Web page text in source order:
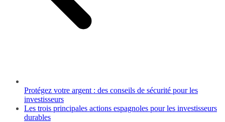
Protégez votre argent : des conseils de sécurité pour les
investisseurs
Les trois principales actions espagnoles pour les investisseurs
durables